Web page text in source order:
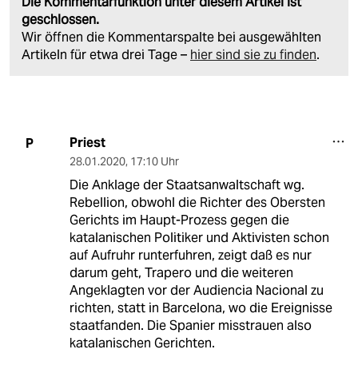
geschlossen.
Wir öffnen die Kommentarspalte bei ausgewählten
Artikeln für etwa drei Tage – hier sind sie zu finden.
P Priest
28.01.2020, 17:10 Uhr
Die Anklage der Staatsanwaltschaft wg.
Rebellion, obwohl die Richter des Obersten
Gerichts im Haupt-Prozess gegen die
katalanischen Politiker und Aktivisten schon
auf Aufruhr runterfuhren, zeigt daß es nur
darum geht, Trapero und die weiteren
Angeklagten vor der Audiencia Nacional zu
richten, statt in Barcelona, wo die Ereignisse
staatfanden. Die Spanier misstrauen also
katalanischen Gerichten.